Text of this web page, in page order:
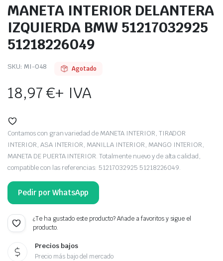
MANETA INTERIOR DELANTERA
IZQUIERDA BMW 51217032925
51218226049
SKU: MI-048 Agotado
18,97€+ IVA
Contamos con gran variedad de MANETA INTERIOR, TIRADOR
INTERIOR, ASA INTERIOR, MANILLA INTERIOR, MANGO INTERIOR,
MANETA DE PUERTA INTERIOR. Totalmente nuevo y de alta calidad,
compatible con las referencias: 51217032925 51218226049.
Pedir por WhatsApp
¿Te ha gustado este producto? Añade a favoritos y sigue el
producto.
Precios bajos
Precio más bajo del mercado